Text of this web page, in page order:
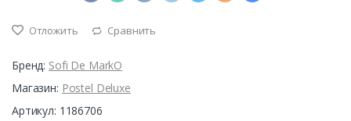
Отложить Сравнить
Бренд: Sofi De MarkO
Магазин: Postel Deluxe
Артикул: 1186706